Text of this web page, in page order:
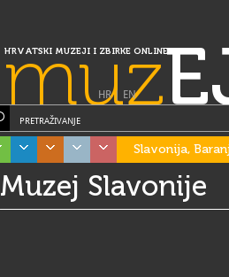
HRVATSKI MUZEJI I ZBIRKE ONLINE
muz
HR| EN
PRETRAŽIVANJE
Slavonija,
Muzej Slavonije